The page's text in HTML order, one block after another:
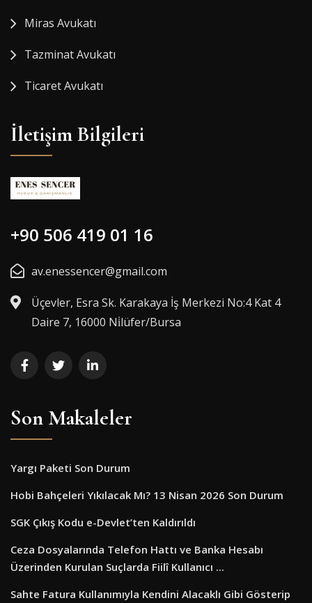
Miras Avukatı
Tazminat Avukatı
Ticaret Avukatı
İletişim Bilgileri
+90 506 419 01 16
av.enessencer@gmail.com
Üçevler, Esra Sk. Karakaya İş Merkezi No:4 Kat 4
Daire 7, 16000 Ni̇lüfer/Bursa
Son Makaleler
Yargı Paketi Son Durum
Hobi Bahçeleri Yıkılacak Mı? 13 Nisan 2026 Son Durum
SGK Çıkış Kodu e-Devlet’ten Kaldırıldı
Ceza Dosyalarında Telefon Hattı ve Banka Hesabı
Üzerinden Kurulan Suçlarda Fiilî Kullanıcı ...
Sahte Fatura Kullanımıyla Kendini Alacaklı Gibi Gösterip